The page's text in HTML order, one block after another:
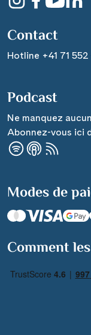
Contact
Hotline +41 71
Podcast
Ne manquez
Abonnez-vous ici
Modes de
Comment